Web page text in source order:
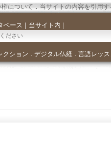
権について．当サイトの内容を引用す
ベース ｜ 当サイト内 ｜
クション ． デジタル仏経． 言語レッス